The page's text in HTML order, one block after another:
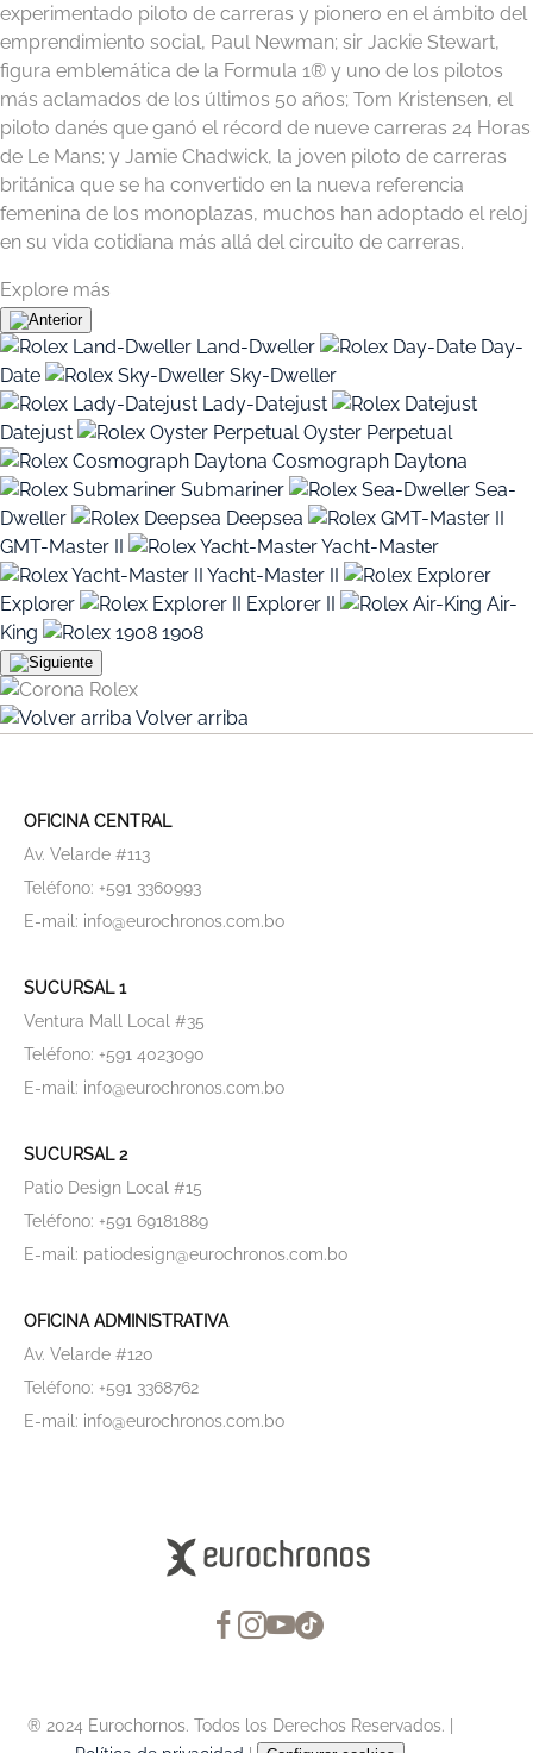
experimentado piloto de carreras y pionero en el ámbito del
emprendimiento social, Paul Newman; sir Jackie Stewart,
figura emblemática de la Formula 1® y uno de los pilotos
más aclamados de los últimos 50 años; Tom Kristensen, el
piloto danés que ganó el récord de nueve carreras 24 Horas
de Le Mans; y Jamie Chadwick, la joven piloto de carreras
británica que se ha convertido en la nueva referencia
femenina de los monoplazas, muchos han adoptado el reloj
en su vida cotidiana más allá del circuito de carreras.
Explore más
Land-Dweller
Day-
Date
Sky-Dweller
Lady-Datejust
Datejust
Oyster Perpetual
Cosmograph Daytona
Submariner
Sea-
Dweller
Deepsea
GMT-Master II
Yacht-Master
Yacht-Master II
Explorer
Explorer II
Air-
King
1908
Volver arriba
OFICINA CENTRAL
Av. Velarde #113
Teléfono: +591 3360993
E-mail: info@eurochronos.com.bo
SUCURSAL 1
Ventura Mall Local #35
Teléfono: +591 4023090
E-mail: info@eurochronos.com.bo
SUCURSAL 2
Patio Design Local #15
Teléfono: +591 69181889
E-mail: patiodesign@eurochronos.com.bo
OFICINA ADMINISTRATIVA
Av. Velarde #120
Teléfono: +591 3368762
E-mail: info@eurochronos.com.bo
® 2024 Eurochornos. Todos los Derechos Reservados. |